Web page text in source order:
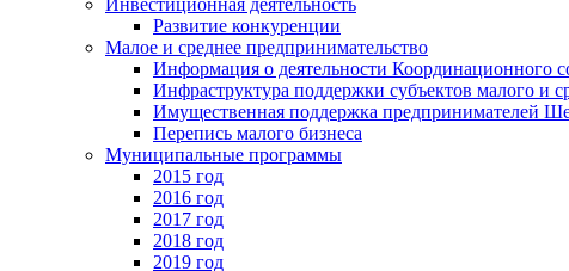
Развитие конкуренции
Малое и среднее предпринимательство
Информация о деятельности Координационного
Инфраструктура поддержки субъектов малого и
Имущественная поддержка предпринимателей
Перепись малого бизнеса
Муниципальные программы
2015 год
2016 год
2017 год
2018 год
2019 год